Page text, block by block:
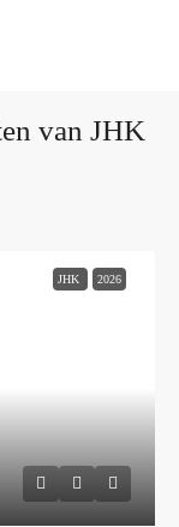
van JHK
JHK 2026